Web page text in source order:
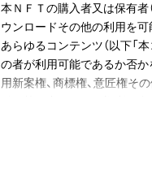
NFT作品名の冒頭に付加され
字がその小節での何音目か
Christmas Mr. Lawrence"
の1音目のNFTを表す。
音源に関しては下記法則に沿
2. 音終わりが欠けてしまう
本ＮＦＴの購入者又は保有者
ウンロードその他の利用を可
あらゆるコンテンツ（以下「
の者が利用可能であるか否か
用新案権、商標権、意匠権そ
「本ＮＦＴ等」といいます）